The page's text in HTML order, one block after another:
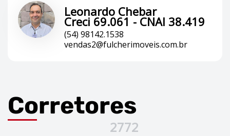
Leonardo Chebar
Creci 69.061 - CNAI 38.419
(54) 98142.1538
vendas2@fulcherimoveis.com.br
Corretores
2772